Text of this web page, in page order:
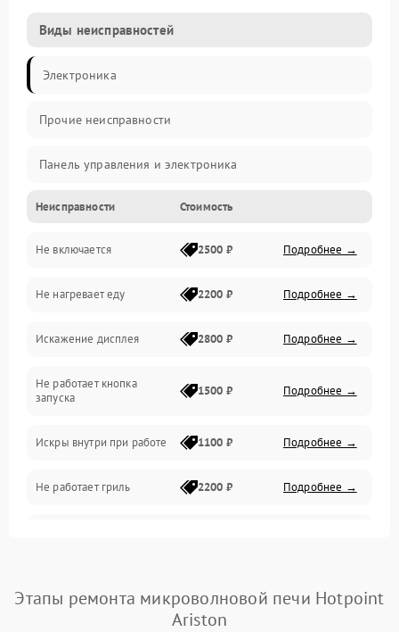
Виды неисправностей
Электроника
Прочие неисправности
Панель управления и электроника
Дверца и корпус
Механика и внутренние элементы
Механические повреждения
Питание и запуск
Нагрев и приготовление
Программное обеспечение
Неисправности Стоимость
Не включается 2500 ₽ Подробнее →
Не нагревает еду 2200 ₽ Подробнее →
Искажение дисплея 2800 ₽ Подробнее →
Не работает кнопка
запуска
1500 ₽ Подробнее →
Искры внутри при работе 1100 ₽ Подробнее →
Не работает гриль 2200 ₽ Подробнее →
Подробнее →
Этапы ремонта микроволновой печи Hotpoint
Ariston